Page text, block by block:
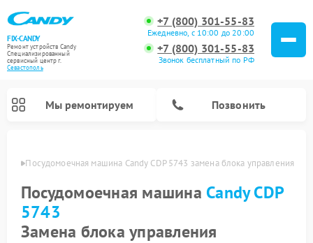
FIX-CANDY
Ремонт устройств Candy
Специализированный
cервисный центр г.
Севастополь
+7 (800) 301-55-83
Ежедневно, с 10:00 до 20:00
+7 (800) 301-55-83
Звонок бесплатный по РФ
Мы ремонтируем Позвонить
Посудомоечная машина Candy CDP 5743 замена блока управления
Посудомоечная машина Candy CDP
5743
Замена блока управления